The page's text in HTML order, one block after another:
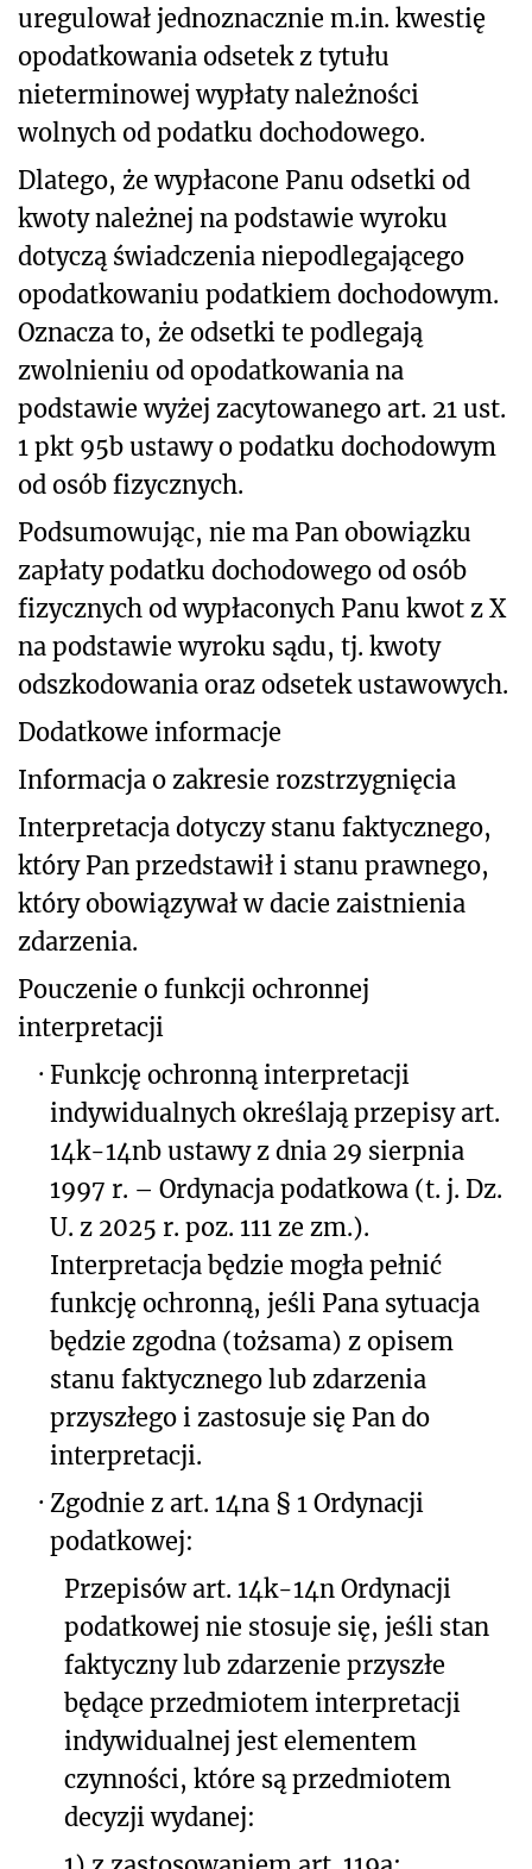
uregulował jednoznacznie m.in. kwestię
opodatkowania odsetek z tytułu
nieterminowej wypłaty należności
wolnych od podatku dochodowego.
Dlatego, że wypłacone Panu odsetki od
kwoty należnej na podstawie wyroku
dotyczą świadczenia niepodlegającego
opodatkowaniu podatkiem dochodowym.
Oznacza to, że odsetki te podlegają
zwolnieniu od opodatkowania na
podstawie wyżej zacytowanego art. 21 ust.
1 pkt 95b ustawy o podatku dochodowym
od osób fizycznych.
Podsumowując, nie ma Pan obowiązku
zapłaty podatku dochodowego od osób
fizycznych od wypłaconych Panu kwot z X
na podstawie wyroku sądu, tj. kwoty
odszkodowania oraz odsetek ustawowych.
Dodatkowe informacje
Informacja o zakresie rozstrzygnięcia
Interpretacja dotyczy stanu faktycznego,
który Pan przedstawił i stanu prawnego,
który obowiązywał w dacie zaistnienia
zdarzenia.
Pouczenie o funkcji ochronnej
interpretacji
· Funkcję ochronną interpretacji
indywidualnych określają przepisy art.
14k-14nb ustawy z dnia 29 sierpnia
1997 r. – Ordynacja podatkowa (t. j. Dz.
U. z 2025 r. poz. 111 ze zm.).
Interpretacja będzie mogła pełnić
funkcję ochronną, jeśli Pana sytuacja
będzie zgodna (tożsama) z opisem
stanu faktycznego lub zdarzenia
przyszłego i zastosuje się Pan do
interpretacji.
· Zgodnie z art. 14na § 1 Ordynacji
podatkowej:
Przepisów art. 14k-14n Ordynacji
podatkowej nie stosuje się, jeśli stan
faktyczny lub zdarzenie przyszłe
będące przedmiotem interpretacji
indywidualnej jest elementem
czynności, które są przedmiotem
decyzji wydanej: